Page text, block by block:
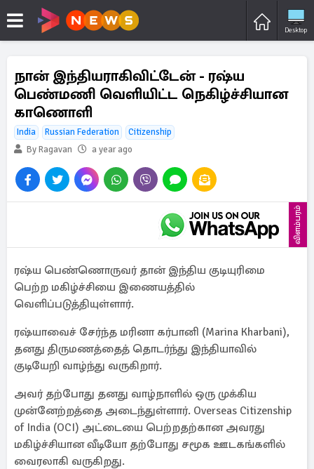
Desktop
நான் இந்தியராகிவிட்டேன் - ரஷ்ய
பெண்மணி வெளியிட்ட நெகிழ்ச்சியான
காணொளி
India Russian Federation
Citizenship
By Ragavan
a year ago
விளம்பரம்
ரஷ்ய பெண்ணொருவர் தான் இந்திய குடியுரிமை
பெற்ற மகிழ்ச்சியை இணையத்தில்
வெளிப்படுத்தியுள்ளார்.
ரஷ்யாவைச் சேர்ந்த மரினா கர்பானி (Marina Kharbani),
தனது திருமணத்தைத் தொடர்ந்து இந்தியாவில்
குடியேறி வாழ்ந்து வருகிறார்.
அவர் தற்போது தனது வாழ்நாளில் ஒரு முக்கிய
முன்னேற்றத்தை அடைந்துள்ளார். Overseas Citizenship
of India (OCI) அட்டையை பெற்றதற்கான அவரது
மகிழ்ச்சியான வீடியோ தற்போது சமூக ஊடகங்களில்
வைரலாகி வருகிறது.